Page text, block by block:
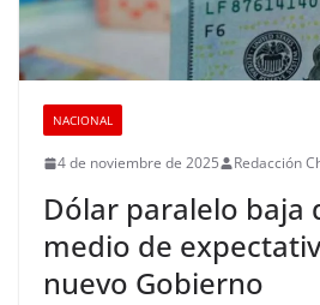
NACIONAL
4 de noviembre de 2025 Redacción
Dólar paralelo baja
medio de
nuevo Gobierno